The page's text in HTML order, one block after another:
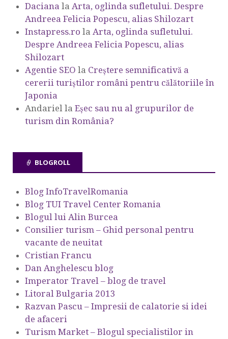
Daciana la Arta, oglinda sufletului. Despre
Andreea Felicia Popescu, alias Shilozart
Instapress.ro la Arta, oglinda sufletului.
Despre Andreea Felicia Popescu, alias
Shilozart
Agentie SEO la Creștere semnificativă a
cererii turiștilor români pentru călătoriile în
Japonia
Andariel la Eşec sau nu al grupurilor de
turism din România?
BLOGROLL
Blog InfoTravelRomania
Blog TUI Travel Center Romania
Blogul lui Alin Burcea
Consilier turism – Ghid personal pentru
vacante de neuitat
Cristian Francu
Dan Anghelescu blog
Imperator Travel – blog de travel
Litoral Bulgaria 2013
Razvan Pascu – Impresii de calatorie si idei
de afaceri
Turism Market – Blogul specialistilor in